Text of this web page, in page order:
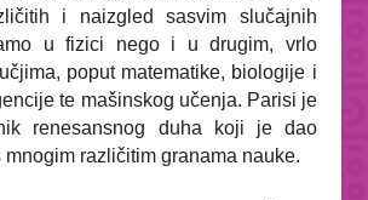
i naizgled sasvim slučajnih
u fizici nego i u drugim, vrlo
poput matematike, biologije i
te mašinskog učenja. Parisi je
renesansnog duha koji je dao
različitim granama nauke.